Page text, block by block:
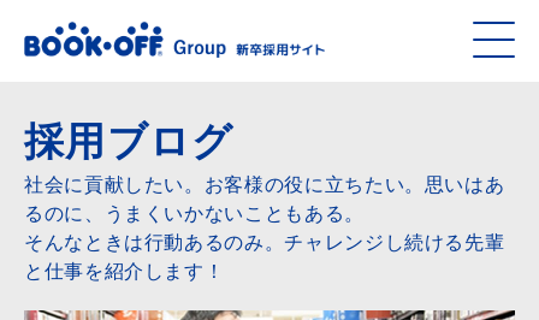
採用ブログ
社会に貢献したい。お客様の役に立ちたい。思いはあ
るのに、うまくいかないこともある。
そんなときは行動あるのみ。チャレンジし続ける先輩
と仕事を紹介します！